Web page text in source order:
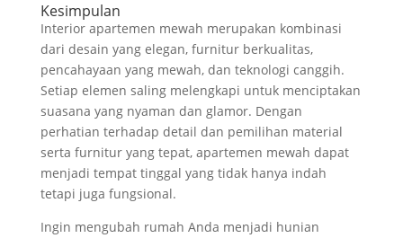
Kesimpulan
Interior apartemen mewah merupakan kombinasi
dari desain yang elegan, furnitur berkualitas,
pencahayaan yang mewah, dan teknologi canggih.
Setiap elemen saling melengkapi untuk menciptakan
suasana yang nyaman dan glamor. Dengan
perhatian terhadap detail dan pemilihan material
serta furnitur yang tepat, apartemen mewah dapat
menjadi tempat tinggal yang tidak hanya indah
tetapi juga fungsional.
Ingin mengubah rumah Anda menjadi hunian